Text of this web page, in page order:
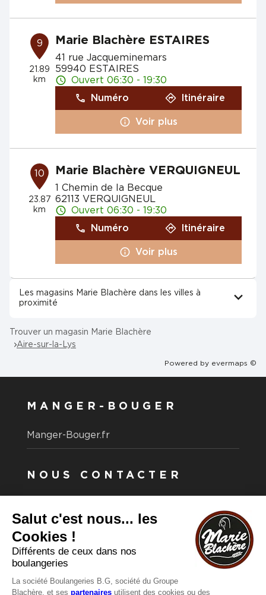
9
21.89
km
Marie Blachère ESTAIRES
41 rue Jacqueminemars
59940 ESTAIRES
Ouvert 06:30 - 19:30
Numéro
Itinéraire
Voir plus
10
23.87
km
Marie Blachère VERQUIGNEUL
1 Chemin de la Becque
62113 VERQUIGNEUL
Ouvert 06:30 - 19:30
Numéro
Itinéraire
Voir plus
Les magasins Marie Blachère dans les villes à
proximité
Trouver un magasin Marie Blachère
Aire-sur-la-Lys
Powered by evermaps ©
MANGER-BOUGER
Manger-Bouger.fr
NOUS CONTACTER
Vous souhaitez nous contacter ?
Consultez notre FAQ.
FAQ
Recrutement